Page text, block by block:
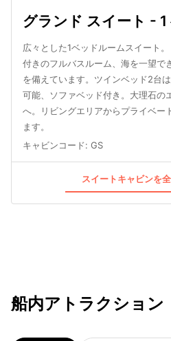
グランド スイート -
広々とした1ベッドルームスイート
付きのフルバスルーム、海を一望で
を備えています。ツインベッド2台
可能、ソファベッド付き。大理石の
へ。リビングエリアからプライベー
ます。
キャビンコード: GS
スイートキャビンを
船内アトラクション